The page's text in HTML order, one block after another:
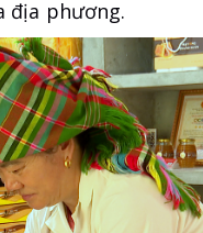
địa phương.